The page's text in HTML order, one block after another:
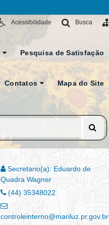
Busca
Acessibilidade
Pesquisa de Satisfação
Contatos Mapa do Site
Secretario(a): Eduardo de
Quadra Wagner
(44) 35348022
controleinterno@mariluz.pr.gov.br